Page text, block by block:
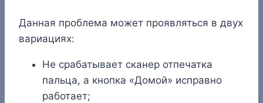
Данная проблема может проявляться в двух
вариациях:
Не срабатывает сканер отпечатка
пальца, а кнопка «Домой» исправно
работает;